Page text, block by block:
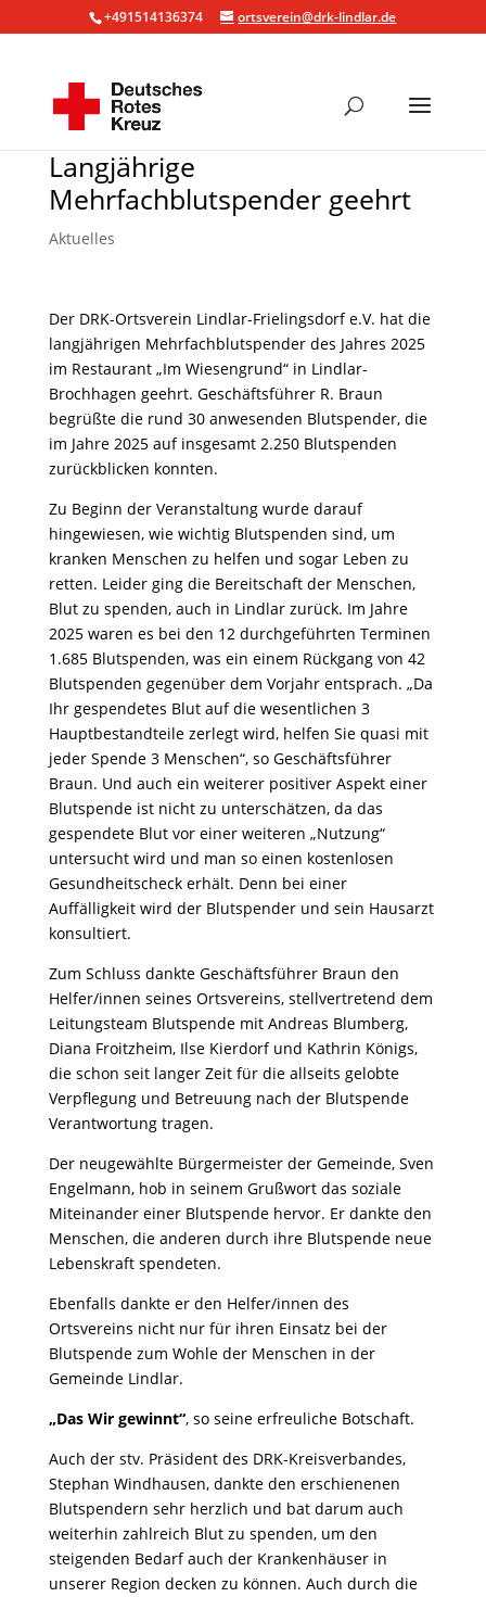
+491514136374 ortsverein@drk-lindlar.de
Langjährige
Mehrfachblutspender geehrt
Aktuelles
Der DRK-Ortsverein Lindlar-Frielingsdorf e.V. hat die
langjährigen Mehrfachblutspender des Jahres 2025
im Restaurant „Im Wiesengrund“ in Lindlar-
Brochhagen geehrt. Geschäftsführer R. Braun
begrüßte die rund 30 anwesenden Blutspender, die
im Jahre 2025 auf insgesamt 2.250 Blutspenden
zurückblicken konnten.
Zu Beginn der Veranstaltung wurde darauf
hingewiesen, wie wichtig Blutspenden sind, um
kranken Menschen zu helfen und sogar Leben zu
retten. Leider ging die Bereitschaft der Menschen,
Blut zu spenden, auch in Lindlar zurück. Im Jahre
2025 waren es bei den 12 durchgeführten Terminen
1.685 Blutspenden, was ein einem Rückgang von 42
Blutspenden gegenüber dem Vorjahr entsprach. „Da
Ihr gespendetes Blut auf die wesentlichen 3
Hauptbestandteile zerlegt wird, helfen Sie quasi mit
jeder Spende 3 Menschen“, so Geschäftsführer
Braun. Und auch ein weiterer positiver Aspekt einer
Blutspende ist nicht zu unterschätzen, da das
gespendete Blut vor einer weiteren „Nutzung“
untersucht wird und man so einen kostenlosen
Gesundheitscheck erhält. Denn bei einer
Auffälligkeit wird der Blutspender und sein Hausarzt
konsultiert.
Zum Schluss dankte Geschäftsführer Braun den
Helfer/innen seines Ortsvereins, stellvertretend dem
Leitungsteam Blutspende mit Andreas Blumberg,
Diana Froitzheim, Ilse Kierdorf und Kathrin Königs,
die schon seit langer Zeit für die allseits gelobte
Verpflegung und Betreuung nach der Blutspende
Verantwortung tragen.
Der neugewählte Bürgermeister der Gemeinde, Sven
Engelmann, hob in seinem Grußwort das soziale
Miteinander einer Blutspende hervor. Er dankte den
Menschen, die anderen durch ihre Blutspende neue
Lebenskraft spendeten.
Ebenfalls dankte er den Helfer/innen des
Ortsvereins nicht nur für ihren Einsatz bei der
Blutspende zum Wohle der Menschen in der
Gemeinde Lindlar.
„Das Wir gewinnt“, so seine erfreuliche Botschaft.
Auch der stv. Präsident des DRK-Kreisverbandes,
Stephan Windhausen, dankte den erschienenen
Blutspendern sehr herzlich und bat darum auch
weiterhin zahlreich Blut zu spenden, um den
steigenden Bedarf auch der Krankenhäuser in
unserer Region decken zu können. Auch durch die